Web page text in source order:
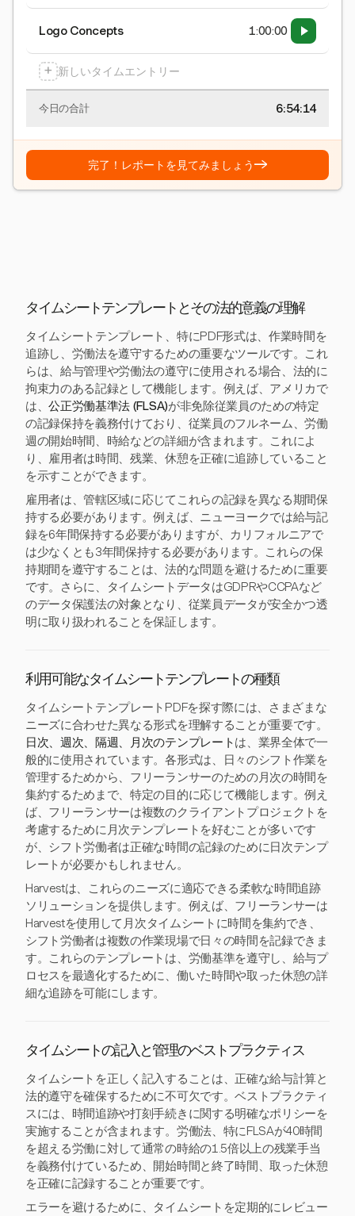
Logo Concepts 1:00:00
+ 新しいタイムエントリー
今日の合計 6:54:15
完了！レポートを見てみましょう→
タイムシートテンプレートとその法的意義の理解
タイムシートテンプレート、特にPDF形式は、作業時間を
追跡し、労働法を遵守するための重要なツールです。これ
らは、給与管理や労働法の遵守に使用される場合、法的に
拘束力のある記録として機能します。例えば、アメリカで
は、公正労働基準法 (FLSA)が非免除従業員のための特定
の記録保持を義務付けており、従業員のフルネーム、労働
週の開始時間、時給などの詳細が含まれます。これによ
り、雇用者は時間、残業、休憩を正確に追跡していること
を示すことができます。
雇用者は、管轄区域に応じてこれらの記録を異なる期間保
持する必要があります。例えば、ニューヨークでは給与記
録を6年間保持する必要がありますが、カリフォルニアで
は少なくとも3年間保持する必要があります。これらの保
持期間を遵守することは、法的な問題を避けるために重要
です。さらに、タイムシートデータはGDPRやCCPAなど
のデータ保護法の対象となり、従業員データが安全かつ透
明に取り扱われることを保証します。
利用可能なタイムシートテンプレートの種類
タイムシートテンプレートPDFを探す際には、さまざまな
ニーズに合わせた異なる形式を理解することが重要です。
日次、週次、隔週、月次のテンプレートは、業界全体で一
般的に使用されています。各形式は、日々のシフト作業を
管理するためから、フリーランサーのための月次の時間を
集約するためまで、特定の目的に応じて機能します。例え
ば、フリーランサーは複数のクライアントプロジェクトを
考慮するために月次テンプレートを好むことが多いです
が、シフト労働者は正確な時間の記録のために日次テンプ
レートが必要かもしれません。
Harvestは、これらのニーズに適応できる柔軟な時間追跡
ソリューションを提供します。例えば、フリーランサーは
Harvestを使用して月次タイムシートに時間を集約でき、
シフト労働者は複数の作業現場で日々の時間を記録できま
す。これらのテンプレートは、労働基準を遵守し、給与プ
ロセスを最適化するために、働いた時間や取った休憩の詳
細な追跡を可能にします。
タイムシートの記入と管理のベストプラクティス
タイムシートを正しく記入することは、正確な給与計算と
法的遵守を確保するために不可欠です。ベストプラクティ
スには、時間追跡や打刻手続きに関する明確なポリシーを
実施することが含まれます。労働法、特にFLSAが40時間
を超える労働に対して通常の時給の1.5倍以上の残業手当
を義務付けているため、開始時間と終了時間、取った休憩
を正確に記録することが重要です。
エラーを避けるために、タイムシートを定期的にレビュー